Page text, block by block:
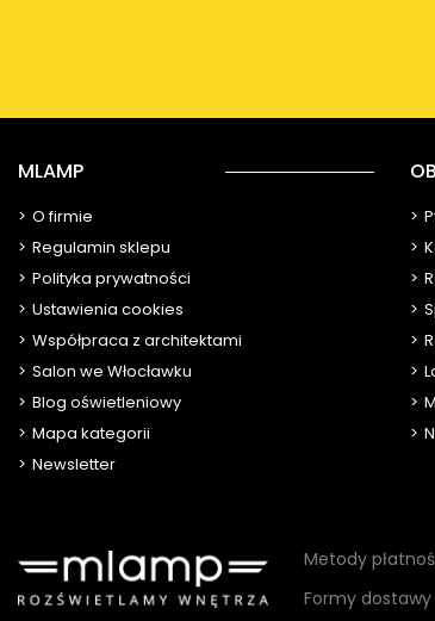
MLAMP
O firmie
Regulamin sklepu
Polityka prywatności
Ustawienia cookies
Współpraca z architektami
Salon we Włocławku
Blog oświetleniowy
Mapa kategorii
Newsletter
Metody
Formy dostawy